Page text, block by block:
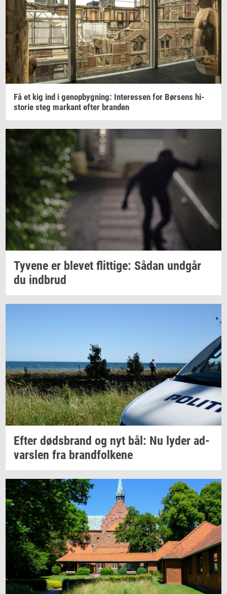
Få et kig ind i genop­byg­ning: In­ter­es­sen for Bør­sens hi­
sto­rie steg mar­kant efter bran­den
Ty­ve­ne er ble­vet flit­ti­ge: Sådan und­går
du ind­brud
Efter døds­brand og nyt bål: Nu lyder ad­
vars­len fra brand­fol­ke­ne